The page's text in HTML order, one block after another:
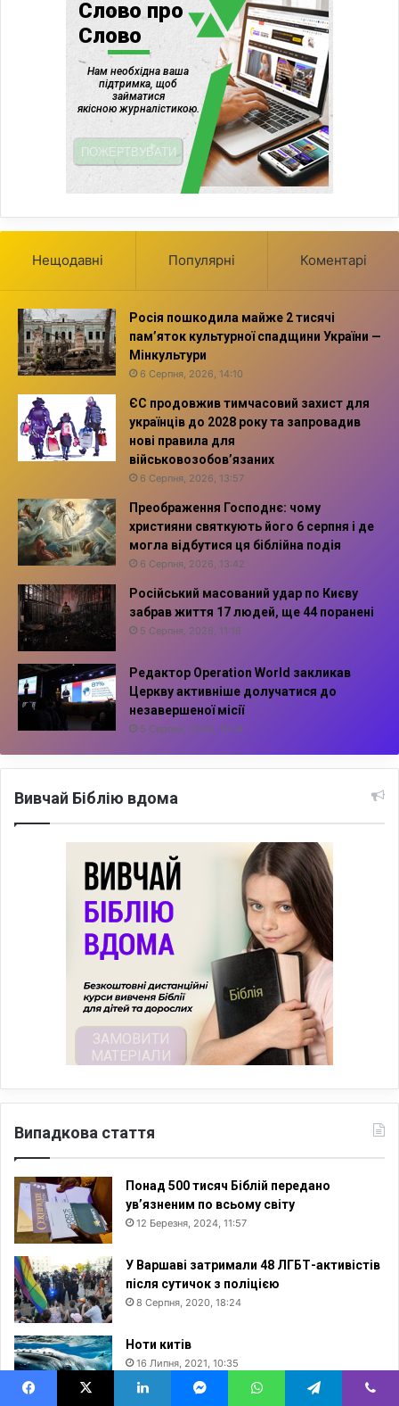
Нещодавні Популярні Коментарі
Росія пошкодила майже 2 тисячі
пам’яток культурної спадщини України —
Мінкультури
6 Серпня, 2026, 14:10
ЄС продовжив тимчасовий захист для
українців до 2028 року та запровадив
нові правила для
військовозобов’язаних
6 Серпня, 2026, 13:57
Преображення Господнє: чому
християни святкують його 6 серпня і де
могла відбутися ця біблійна подія
6 Серпня, 2026, 13:42
Російський масований удар по Києву
забрав життя 17 людей, ще 44 поранені
5 Серпня, 2026, 11:16
Редактор Operation World закликав
Церкву активніше долучатися до
незавершеної місії
5 Серпня, 2026, 10:14
Вивчай Біблію вдома
Випадкова стаття
Понад 500 тисяч Біблій передано
ув’язненим по всьому світу
12 Березня, 2024, 11:57
У Варшаві затримали 48 ЛГБТ-активістів
після сутичок з поліцією
8 Серпня, 2020, 18:24
Ноти китів
16 Липня, 2021, 10:35